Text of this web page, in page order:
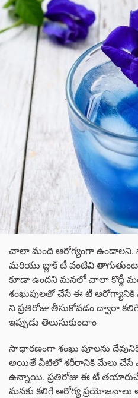
చాలా మంది ఆరోగ్యంగా ఉండాలని,
మరియు బ్లాక్ టీ వంటివి
కూడా ఉందని మనలో చాలా కొద్దీ
శంఖుపులతో చేసే ఈ టీ ఆరోగ్యానికి
ని ప్రతిరోజు తీసుకోవడం ద్వారా
ఇప్పుడు తెలుసుకుందాం
సాధారణంగా శంఖు పూలను
అయితే వీటిలో శరీరానికి మేలు చేసే
ఉన్నాయి. ప్రతిరోజు ఈ టీ
మనకు కలిగే ఆరోగ్య ప్రయోజనాలు